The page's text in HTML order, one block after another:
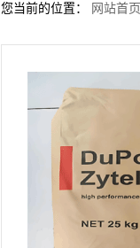
您当前的位置： 网站首页